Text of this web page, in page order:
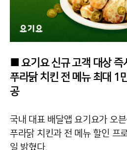
■ 요기요 신규 고객 대상
푸라닭 치킨 전 메뉴 최대 1
공
국내 대표 배달앱 요기요가 오
푸라닭 치킨과 전 메뉴 할인 프
일 밝혔다.